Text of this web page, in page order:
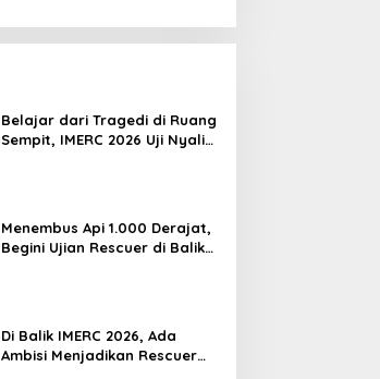
Belajar dari Tragedi di Ruang
Sempit, IMERC 2026 Uji Nyali
Menembus Api 1.000 Derajat,
Begini Ujian Rescuer di Balik
Di Balik IMERC 2026, Ada
Ambisi Menjadikan Rescuer